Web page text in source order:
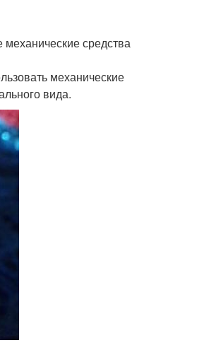
средства
механические
вида.